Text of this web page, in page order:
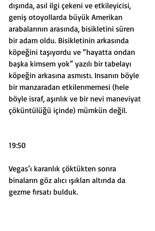
dışında, asıl ilgi çekeni ve etkileyicisi,
geniş otoyollarda büyük Amerikan
arabalarının arasında, bisikletini süren
bir adam oldu. Bisikletinin arkasında
köpeğini taşıyordu ve “hayatta ondan
başka kimsem yok” yazılı bir tabelayı
köpeğin arkasına asmıstı. Insanın böyle
bir manzaradan etkilenmemesi (hele
böyle israf, aşırılık ve bir nevi maneviyat
çöküntülüğü içinde) mümkün değil.
19:50
Vegas’ı karanlık çöktükten sonra
binaların göz alıcı ışıkları altında da
gezme fırsatı bulduk.